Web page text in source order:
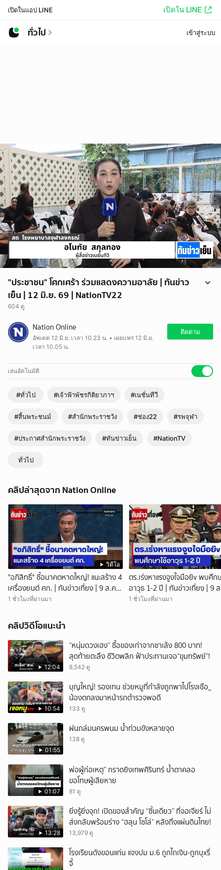
เปิดในแอป LINE เปิดใน LINE
ทั่วไป เข้าสู่ระบบ
"ประชาชน" โศกเศร้า ร่วมแสดงความอาลัย | ทันข่าว
เย็น | 12 มิ.ย. 69 | NationTV22
604 ดู
ประชาชนเดินทางมายัง รพ.จุฬาลงกรณ์ เพื่อแสดงความอาลัยและรอเคลื่อน
พระศพ เจ้าฟ้าพัชรกิติยาภาฯ หลังมีประกาศสำนักพระราชวังเรื่องการ
สิ้นพระชนม์
ทำใจยอมรับกับความสูญเสียในครั้งนี้ไม่ได้
Nation Online
อัพเดต 12 มิ.ย. เวลา 10.23 น. • เผยแพร่ 12 มิ.ย.
เวลา 10.05 น.
ติดตาม
เล่นอัตโนมัติ
#ทั่วไป #เจ้าฟ้าพัชรกิติยาภาฯ #เนชั่นทีวี
#สิ้นพระชนม์ #สำนักพระราชวัง #ช่อง22 #รพจุฬา
#ประกาศสำนักพระราชวัง #ทันข่าวเย็น #NationTV
ทั่วไป
คลิปล่าสุดจาก Nation Online
วิดีโอ
"อภิสิทธิ์" ชี้อนาคตหาดใหญ่! แนะสร้าง 4
เครื่องยนต์ ศก. | ทันข่าวเที่ยง | 9 ส.ค.
69 | NationTV22
1 ชั่วโมงที่ผ่านมา
ตร.เร่งหาแรงจูงใจมือยิv พบศึก
อาวุธ 1-2 ปี | ทันข่าวเที่ยง | 9
NationTV22 สอบพยานแล้ว
1 ชั่วโมงที่ผ่านมา
คลิปวิดีโอแนะนำ
12:04
“หนุ่มดวงเฮง” ซื้อของเก่าจากซาเล้ง 800 บาท!
สุดท้ายตะลึง ชีวิตพลิก ฟ้าประทานเจอ“ขุมทรัพย์”!
8,542 ดู
10:54
บุญใหญ่! รองเทน ช่วยหมูที่กำลังถูกพาไปโรงเชือ_
น้องตกลงมาหน้ารถตำรวจพอดี
133 ดู
01:55
ฝนถล่มนครพนม น้ำท่วมขังหลายจุด
138 ดู
01:07
พ่อผู้ก่อเหตุ” กราดยิงเทพศิรินทร์ น้ำตาคลอ
ขอโทษผู้เสียหาย
81 ดู
13:28
ยิ่งรู้ยิ่งจุก! เปิดของสำคัญ “ชิ้นเดียว” ที่จอเจียร์ ไม่
ส่งกลับพร้อมร่าง “ฮลุน โซโล่” หลังถึงแผ่นดินไทย!
13,979 ดู
โรงเรียนดังขอนแก่น แจงปม ม.6 ถูกไถเงิน-ถูกบุxรี่
จี้